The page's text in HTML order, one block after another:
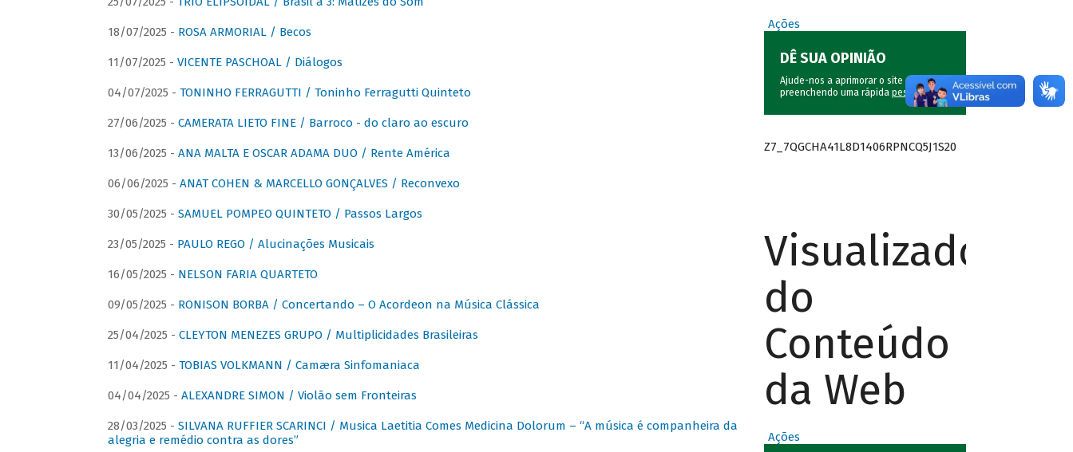
18/07/2025 - ROSA ARMORIAL / Becos
11/07/2025 - VICENTE PASCHOAL / Diálogos
04/07/2025 - TONINHO FERRAGUTTI / Toninho Ferragutti Quinteto
27/06/2025 - CAMERATA LIETO FINE / Barroco - do claro ao escuro
13/06/2025 - ANA MALTA E OSCAR ADAMA DUO / Rente América
06/06/2025 - ANAT COHEN & MARCELLO GONÇALVES / Reconvexo
30/05/2025 - SAMUEL POMPEO QUINTETO / Passos Largos
23/05/2025 - PAULO REGO / Alucinações Musicais
16/05/2025 - NELSON FARIA QUARTETO
09/05/2025 - RONISON BORBA / Concertando – O Acordeon na Música Clássica
25/04/2025 - CLEYTON MENEZES GRUPO / Multiplicidades Brasileiras
11/04/2025 - TOBIAS VOLKMANN / Camæra Sinfomaniaca
04/04/2025 - ALEXANDRE SIMON / Violão sem Fronteiras
28/03/2025 - SILVANA RUFFIER SCARINCI / Musica Laetitia Comes Medicina Dolorum – “A música é companheira da
alegria e remédio contra as dores”
Ações
DÊ SUA OPINIÃO
Ajude-nos a aprimorar o site do BNDES
preenchendo uma rápida pesquisa.
Z7_7QGCHA41L8D1406RPNCQ5J1S20
Visualizador
do
Conteúdo
da Web
Ações